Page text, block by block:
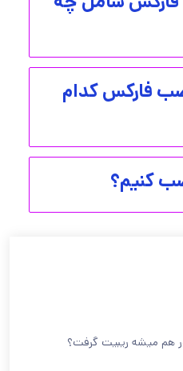
فارکس کدام
کنیم؟
هم میشه ریبیت گرفت؟